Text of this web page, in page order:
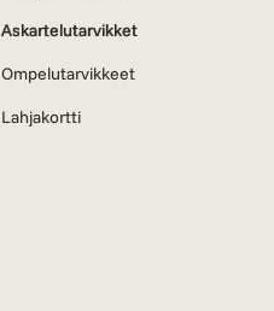
Askartelutarvikket
Ompelutarvikkeet
Lahjakortti